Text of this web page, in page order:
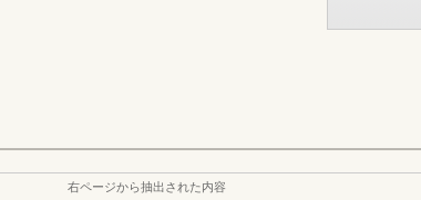
右ページから抽出された内容